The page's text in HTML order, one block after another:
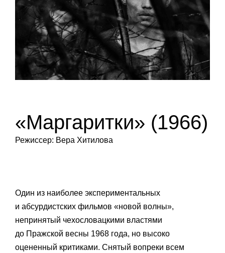
«Маргаритки» (1966)
Режиссер: Вера Хитилова
Один из наиболее экспериментальных
и абсурдистских фильмов «новой волны»,
непринятый чехословацкими властями
до Пражской весны 1968 года, но высоко
оцененный критиками. Снятый вопреки всем